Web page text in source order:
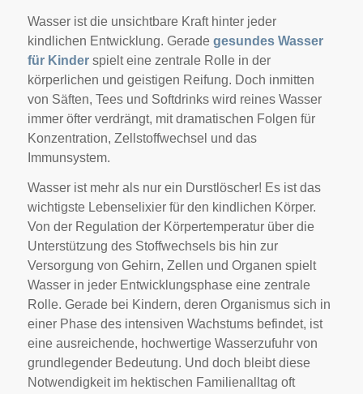
Wasser ist die unsichtbare Kraft hinter jeder
kindlichen Entwicklung. Gerade gesundes Wasser
für Kinderspielt eine zentrale Rolle in der
körperlichen und geistigen Reifung. Doch inmitten
von Säften, Tees und Softdrinks wird reines Wasser
immer öfter verdrängt, mit dramatischen Folgen für
Konzentration, Zellstoffwechsel und das
Immunsystem.
Wasser ist mehr als nur ein Durstlöscher! Es ist das
wichtigste Lebenselixier für den kindlichen Körper.
Von der Regulation der Körpertemperatur über die
Unterstützung des Stoffwechsels bis hin zur
Versorgung von Gehirn, Zellen und Organen spielt
Wasser in jeder Entwicklungsphase eine zentrale
Rolle. Gerade bei Kindern, deren Organismus sich in
einer Phase des intensiven Wachstums befindet, ist
eine ausreichende, hochwertige Wasserzufuhr von
grundlegender Bedeutung. Und doch bleibt diese
Notwendigkeit im hektischen Familienalltag oft